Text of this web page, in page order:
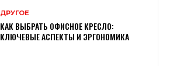
ДРУГОЕ
КАК ВЫБРАТЬ ОФИСНОЕ КРЕСЛО:
КЛЮЧЕВЫЕ АСПЕКТЫ И ЭРГОНОМИКА